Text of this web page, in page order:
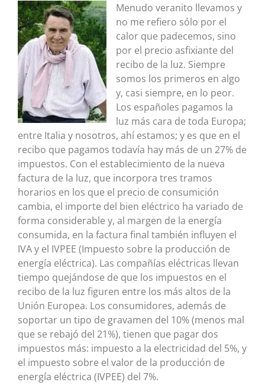
Menudo veranito llevamos y
no me refiero sólo por el
calor que padecemos, sino
por el precio asfixiante del
recibo de la luz. Siempre
somos los primeros en algo
y, casi siempre, en lo peor.
Los españoles pagamos la
luz más cara de toda Europa;
entre Italia y nosotros, ahí estamos; y es que en el
recibo que pagamos todavía hay más de un 27% de
impuestos. Con el establecimiento de la nueva
factura de la luz, que incorpora tres tramos
horarios en los que el precio de consumición
cambia, el importe del bien eléctrico ha variado de
forma considerable y, al margen de la energía
consumida, en la factura final también influyen el
IVA y el IVPEE (Impuesto sobre la producción de
energía eléctrica). Las compañías eléctricas llevan
tiempo quejándose de que los impuestos en el
recibo de la luz figuren entre los más altos de la
Unión Europea. Los consumidores, además de
soportar un tipo de gravamen del 10% (menos mal
que se rebajó del 21%), tienen que pagar dos
impuestos más: impuesto a la electricidad del 5%, y
el impuesto sobre el valor de la producción de
energía eléctrica (IVPEE) del 7%.